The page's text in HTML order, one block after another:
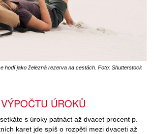
hodí jako železná rezerva na cestách. Foto: Shutterstock
ÚROKŮ
s úroky patnáct až dvacet procent p.
karet jde spíš o rozpětí mezi dvaceti až